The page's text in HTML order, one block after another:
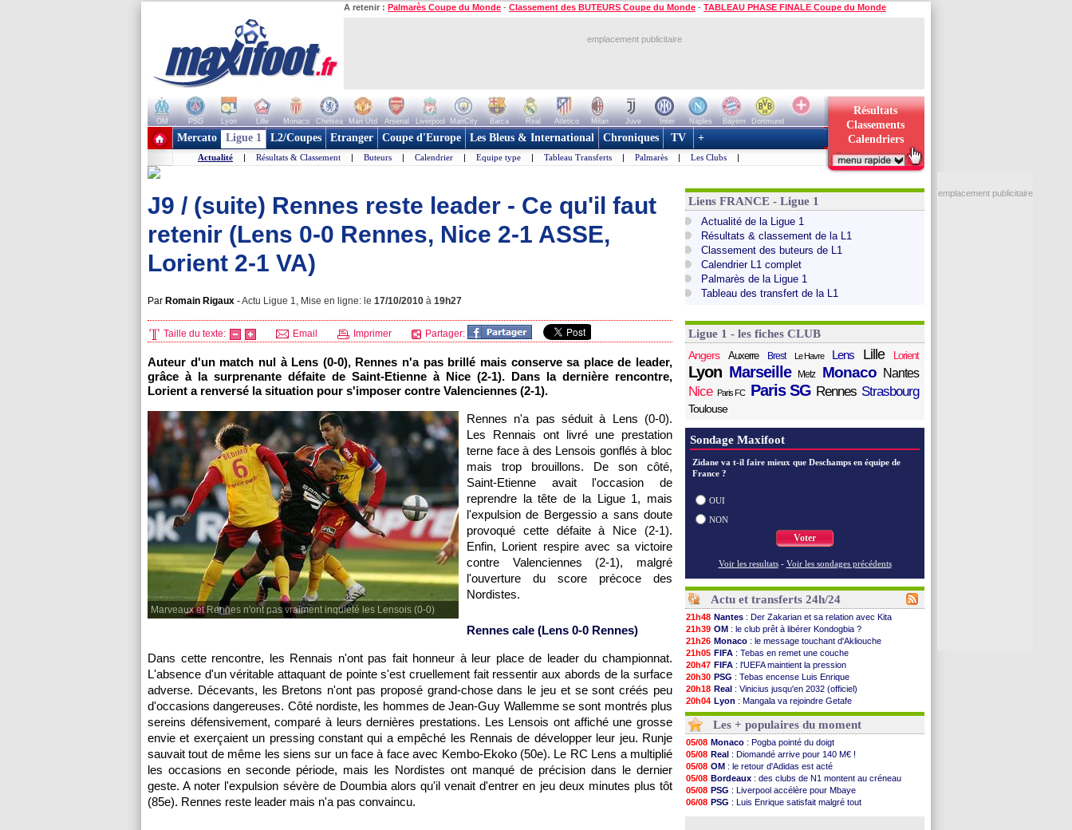
A retenir : Palmarès Coupe du Monde - Classement des BUTEURS Coupe du Monde - TABLEAU PHASE FINALE Coupe du Monde
emplacement publicitaire
OM PSG Lyon Lille Monaco Chelsea Man Utd Arsenal Liverpool ManCity Barca Real Atletico Milan Juve Inter Naples Bayern
Dortmund
+ de clubs
Résultats
Classements
Calendriers
Mercato Ligue 1 L2/Coupes Etranger Coupe d'Europe Les Bleus & International Chroniques TV +
Actualité | Résultats & Classement | Buteurs | Calendrier | Equipe type | Tableau Transferts | Palmarès | Les Clubs |
J9 / (suite) Rennes reste leader - Ce qu'il faut
retenir (Lens 0-0 Rennes, Nice 2-1 ASSE,
Lorient 2-1 VA)
Par Romain Rigaux -Actu Ligue 1, Mise en ligne: le 17/10/2010 à 19h27
Taille du texte: Email Imprimer Partager:
Auteur d'un match nul à Lens (0-0), Rennes n'a pas brillé mais conserve sa place de leader,
grâce à la surprenante défaite de Saint-Etienne à Nice (2-1). Dans la dernière rencontre,
Lorient a renversé la situation pour s'imposer contre Valenciennes (2-1).
Marveaux et Rennes n'ont pas vraiment inquiété les Lensois (0-0)
Rennes n'a pas séduit à Lens (0-0).
Les Rennais ont livré une prestation
terne face à des Lensois gonflés à bloc
mais trop brouillons. De son côté,
Saint-Etienne avait l'occasion de
reprendre la tête de la Ligue 1, mais
l'expulsion de Bergessio a sans doute
provoqué cette défaite à Nice (2-1).
Enfin, Lorient respire avec sa victoire
contre Valenciennes (2-1), malgré
l'ouverture du score précoce des
Nordistes.
Rennes cale (Lens 0-0 Rennes)
Dans cette rencontre, les Rennais n'ont pas fait honneur à leur place de leader du championnat.
L'absence d'un véritable attaquant de pointe s'est cruellement fait ressentir aux abords de la surface
adverse. Décevants, les Bretons n'ont pas proposé grand-chose dans le jeu et se sont créés peu
d'occasions dangereuses. Côté nordiste, les hommes de Jean-Guy Wallemme se sont montrés plus
sereins défensivement, comparé à leurs dernières prestations. Les Lensois ont affiché une grosse
envie et exerçaient un pressing constant qui a empêché les Rennais de développer leur jeu. Runje
sauvait tout de même les siens sur un face à face avec Kembo-Ekoko (50e). Le RC Lens a multiplié
les occasions en seconde période, mais les Nordistes ont manqué de précision dans le dernier
geste. A noter l'expulsion sévère de Doumbia alors qu'il venait d'entrer en jeu deux minutes plus tôt
(85e). Rennes reste leader mais n'a pas convaincu.
Liens FRANCE - Ligue 1
Actualité de la Ligue 1
Résultats & classement de la L1
Classement des buteurs de L1
Calendrier L1 complet
Palmarès de la Ligue 1
Tableau des transfert de la L1
Ligue 1 - les fiches CLUB
Angers
Auxerre Brest Le Havre Lens Lille Lorient
Lyon Marseille Metz Monaco Nantes
Nice Paris FC Paris SG Rennes Strasbourg
Toulouse
Sondage Maxifoot
Zidane va t-il faire mieux que Deschamps en équipe de
France ?
OUI
NON
Voter
Voir les resultats - Voir les sondages précédents
Actu et transferts 24h/24
21h48 Nantes : Der Zakarian et sa relation avec Kita
21h39 OM : le club prêt à libérer Kondogbia ?
21h26 Monaco : le message touchant d'Akliouche
21h05 FIFA : Tebas en remet une couche
20h47 FIFA : l'UEFA maintient la pression
20h30 PSG : Tebas encense Luis Enrique
20h18 Real : Vinicius jusqu'en 2032 (officiel)
20h04 Lyon : Mangala va rejoindre Getafe
19h47 OM: une offre refusée pour Aguerd
19h34
Real : c'est confirmé pour Vinicius
19h14 Troyes: Junior Diaz jusqu'en 2030 (officiel)
19h06
PSG: Akliouche a signé (officiel)
18h50
OM : une offre pour Bulka
18h30
PSG: contrat signé pour Akliouche
18h20
Ouganda : Owori battu à mort à Kampala
17h58
Arsenal : Arteta veut créer une dynastie
17h47
Chelsea: Palace a fait son offre pour Disasi
Les + populaires du moment
05/08 Monaco : Pogba pointé du doigt
05/08 Real : Diomandé arrive pour 140 M€ !
05/08 OM : le retour d'Adidas est acté
05/08 Bordeaux : des clubs de N1 montent au créneau
05/08 PSG : Liverpool accélère pour Mbaye
06/08 PSG : Luis Enrique satisfait malgré tout
emplacement publicitaire